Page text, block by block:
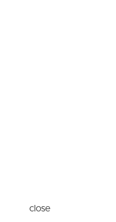
close